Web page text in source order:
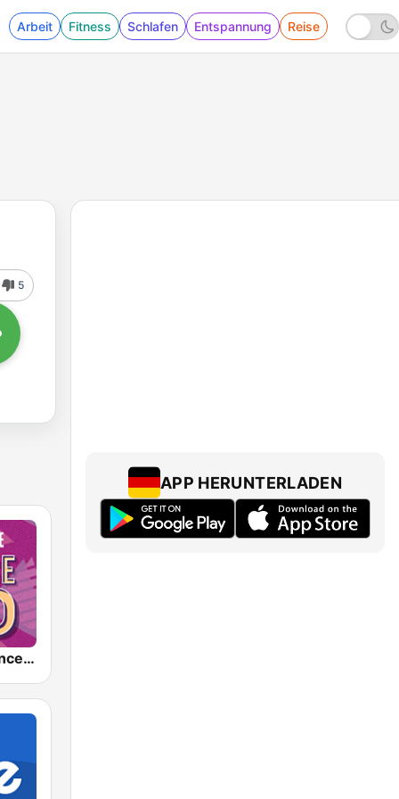
Arbeit Fitness Schlafen Entspannung Reise
5
Nostalgie Dance 90
APP HERUNTERLADEN